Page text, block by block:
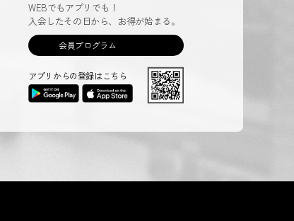
WEBでもアプリでも！
入会したその日から、お得が始まる。
会員プログラム
アプリからの登録はこちら